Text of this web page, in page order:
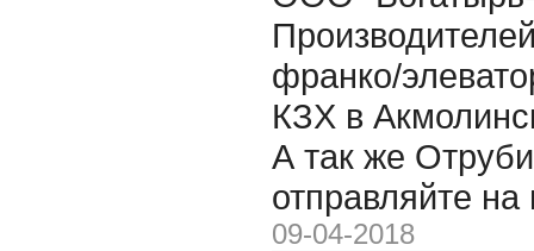
франко/
КЗХ в
А так же
отправляйте
09-04-2018